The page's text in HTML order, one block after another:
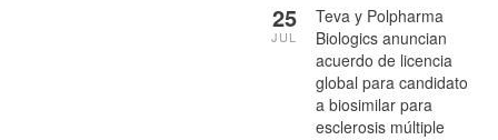
Teva y Polpharma
Biologics anuncian
acuerdo de licencia
global para candidato
a biosimilar para
esclerosis múltiple
25
JUL